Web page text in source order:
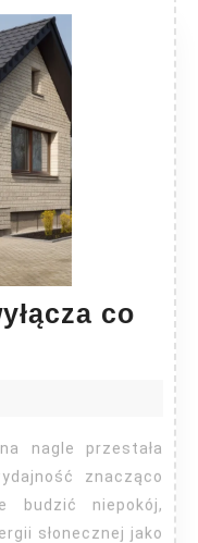
co
znacząco
budzić niepokój,
słonecznej jako